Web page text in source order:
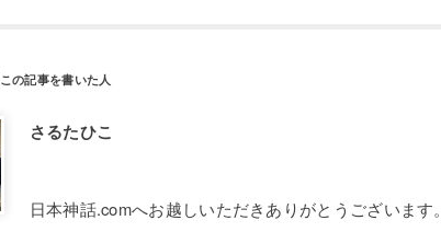
さるたひこ
日本神話.comへお越しいただきありがとうございます。